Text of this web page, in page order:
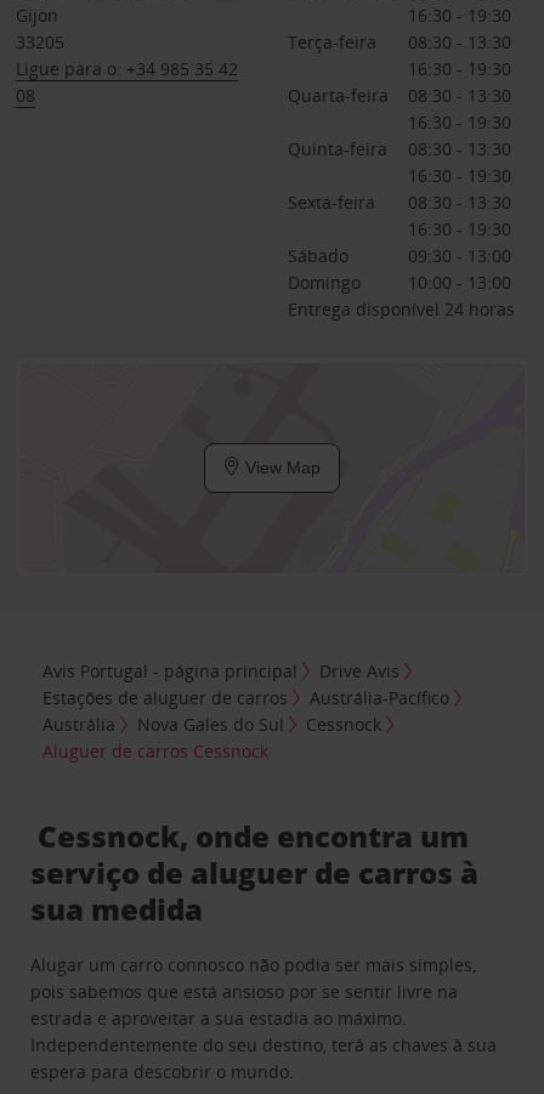
Gijon
33205
Ligue para o: +34 985 35 42
08
16:30 - 19:30
Terça-feira
08:30 - 13:30
16:30 - 19:30
Quarta-feira
08:30 - 13:30
16:30 - 19:30
Quinta-feira
08:30 - 13:30
16:30 - 19:30
Sexta-feira
08:30 - 13:30
16:30 - 19:30
Sábado
09:30 - 13:00
Domingo
10:00 - 13:00
Entrega disponível 24 horas
View Map
Avis Portugal - página principal
Drive Avis
Estações de aluguer de carros
Austrália-Pacífico
Austrália
Nova Gales do Sul
Cessnock
Aluguer de carros Cessnock
Cessnock, onde encontra um
serviço de aluguer de carros à
sua medida
Alugar um carro connosco não podia ser mais simples,
pois sabemos que está ansioso por se sentir livre na
estrada e aproveitar a sua estadia ao máximo.
Independentemente do seu destino, terá as chaves à sua
espera para descobrir o mundo.